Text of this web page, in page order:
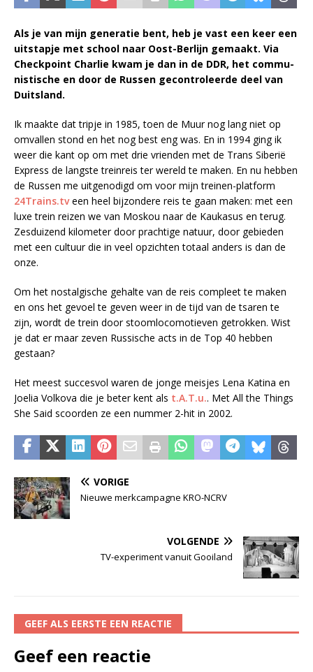
Als je van mijn generatie bent, heb je vast een keer een
uitstapje met school naar Oost-Berlijn gemaakt. Via
Checkpoint Charlie kwam je dan in de DDR, het commu­
nistische en door de Russen gecon­troleerde deel van
Duitsland.
Ik maakte dat tripje in 1985, toen de Muur nog lang niet op
omval­len stond en het nog best eng was. En in 1994 ging ik
weer die kant op om met drie vrien­den met de Trans Siberië
Express de langste treinreis ter wereld te maken. En nu hebben
de Russen me uitgeno­digd om voor mijn treinen-platform
24Trains.tveen heel bijzondere reis te gaan maken: met een
luxe trein reizen we van Moskou naar de Kaukasus en terug.
Zesdui­zend kilometer door prachtige natuur, door gebieden
met een cultuur die in veel opzichten totaal anders is dan de
onze.
Om het nostalgische gehal­te van de reis com­pleet te maken
en ons het gevoel te geven weer in de tijd van de tsaren te
zijn, wordt de trein door stoomlocomo­tieven getrokken. Wist
je dat er maar zeven Russische acts in de Top 40 hebben
gestaan?
Het meest succes­vol waren de jonge meisjes Lena Katina en
Joelia Volkova die je beter kent als t.A.T.u.. Met All the Things
She Said scoorden ze een nummer 2-hit in 2002.
VORIGE
Nieuwe merkcampagne KRO-NCRV
VOLGENDE
TV-experiment vanuit Gooiland
GEEF ALS EERSTE EEN REACTIE
Geef een reactie